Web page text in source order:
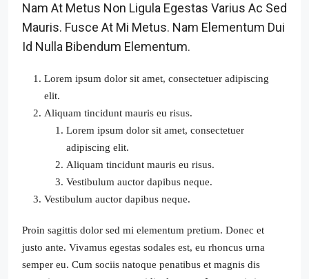
Nam At Metus Non Ligula Egestas Varius Ac Sed
Mauris. Fusce At Mi Metus. Nam Elementum Dui
Id Nulla Bibendum Elementum.
Lorem ipsum dolor sit amet, consectetuer adipiscing
elit.
Aliquam tincidunt mauris eu risus.
Lorem ipsum dolor sit amet, consectetuer
adipiscing elit.
Aliquam tincidunt mauris eu risus.
Vestibulum auctor dapibus neque.
Vestibulum auctor dapibus neque.
Proin sagittis dolor sed mi elementum pretium. Donec et
justo ante. Vivamus egestas sodales est, eu rhoncus urna
semper eu. Cum sociis natoque penatibus et magnis dis